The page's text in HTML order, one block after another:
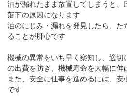
油が漏れたまま放置してしまうと、
落下の原因になります
油のにじみ・漏れを発見したら、た
ることが肝心です
機械の異常をいち早く察知し、適切
の出費を防ぎ、機械寿命を大幅に伸
また、安全に仕事を進めるには、
です